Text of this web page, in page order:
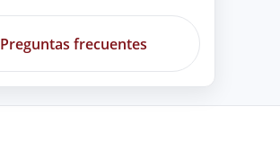
Preguntas frecuentes